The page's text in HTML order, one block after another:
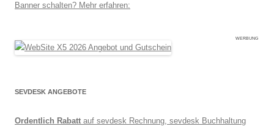
Banner schalten? Mehr erfahren:
WERBUNG
SEVDESK ANGEBOTE
Ordentlich Rabatt auf sevdesk Rechnung, sevdesk Buchhaltung